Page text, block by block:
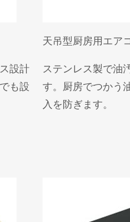
設計
も設
天吊型厨房用エア
ステンレス製で油
す。厨房でつかう
入を防ぎます。